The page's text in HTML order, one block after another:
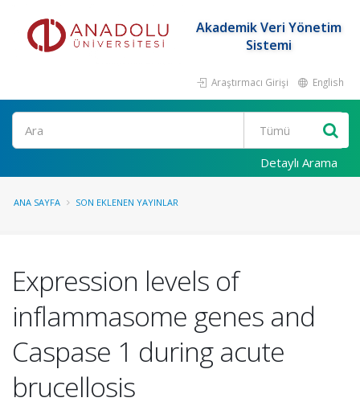
Akademik Veri Yönetim
Sistemi
Araştırmacı Girişi English
Ara
Detaylı Arama
ANA SAYFA SON EKLENEN YAYINLAR
Expression levels of
inflammasome genes and
Caspase 1 during acute
brucellosis